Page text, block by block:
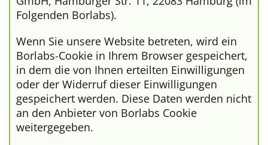
Folgenden Borlabs).
Wenn Sie unsere Website betreten, wird ein
Borlabs-Cookie in Ihrem Browser gespeichert,
in dem die von Ihnen erteilten Einwilligungen
oder der Widerruf dieser Einwilligungen
gespeichert werden. Diese Daten werden nicht
an den Anbieter von Borlabs Cookie
weitergegeben.